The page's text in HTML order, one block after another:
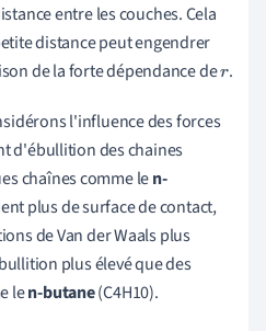
entre les couches. Cela
distance peut engendrer
de la forte dépendance der.
l'influence des forces
d'ébullition des chaines
chaînes comme len-
plus de surface de contact,
de Van der Waals plus
plus élevé que des
len-butane(C4H10).